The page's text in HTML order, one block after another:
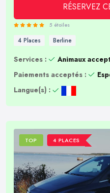
RÉSERVEZ
5 étoiles
4 Places Berline
Services :
Animaux
Paiements acceptés :
Langue(s) :
TOP 4 PLACES